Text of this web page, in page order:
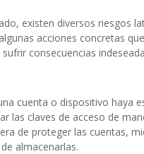
existen diversos riesgos
acciones concretas
consecuencias
cuenta o dispositivo haya
las claves de acceso de
de proteger las cuentas,
almacenarlas.